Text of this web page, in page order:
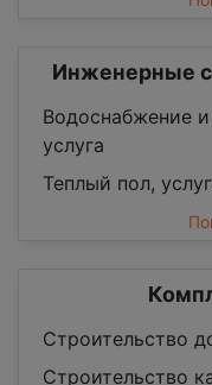
Инженерные
Водоснабжение
услуга
Теплый пол,
Строительство
Строительство